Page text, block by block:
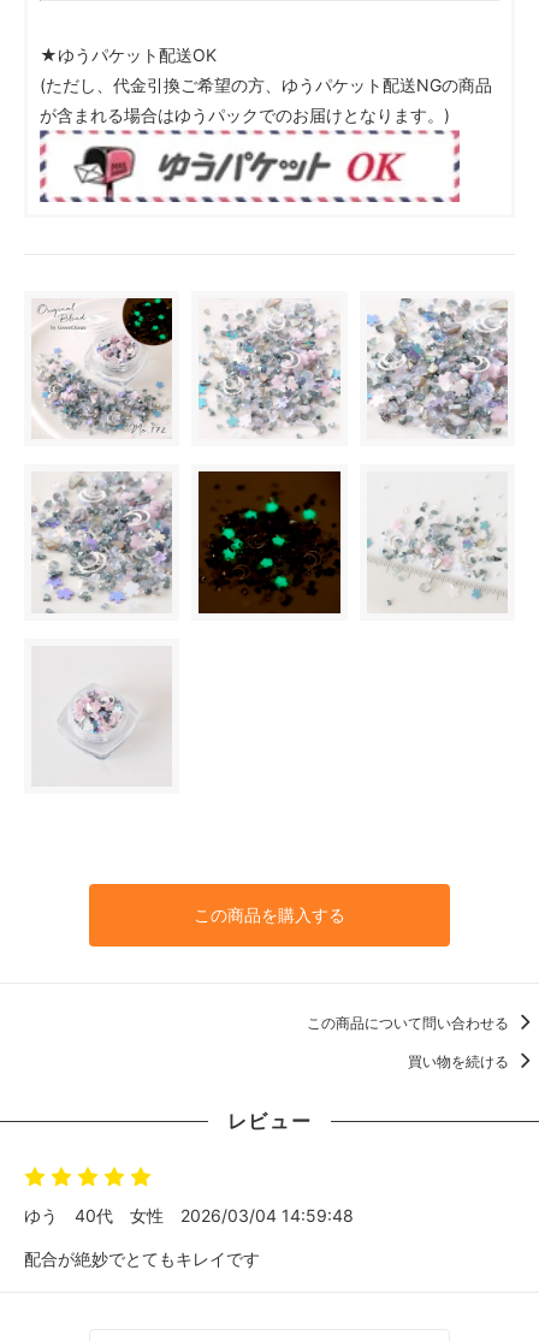
★ゆうパケット配送OK
(ただし、代金引換ご希望の方、ゆうパケット配送NGの商品
が含まれる場合はゆうパックでのお届けとなります。)
この商品を購入する
この商品について問い合わせる
買い物を続ける
レビュー
ゆう 40代 女性 2026/03/04 14:59:48
配合が絶妙でとてもキレイです